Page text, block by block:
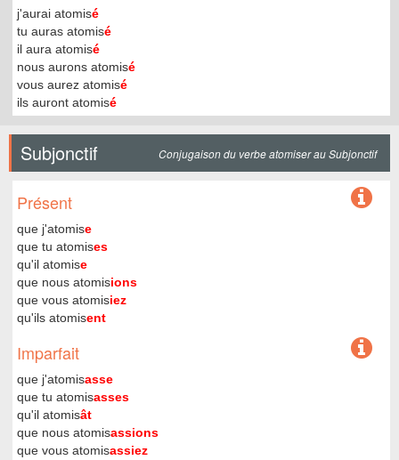
j'aurai atomisé
tu auras atomisé
il aura atomisé
nous aurons atomisé
vous aurez atomisé
ils auront atomisé
Subjonctif Conjugaison du verbe atomiser au Subjonctif
Présent
que j'atomise
que tu atomises
qu'il atomise
que nous atomisions
que vous atomisiez
qu'ils atomisent
Imparfait
que j'atomisasse
que tu atomisasses
qu'il atomisât
que nous atomisassions
que vous atomisassiez